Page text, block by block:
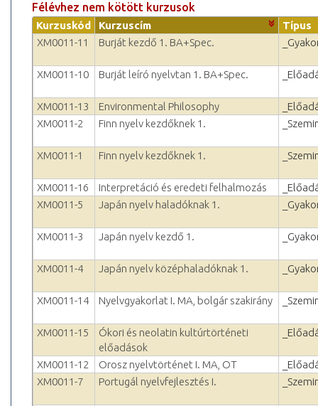
Félévhez nem kötött kurzusok
Kurzuskód Kurzuscím
Típus
XM0011-11
Burját kezdő 1. BA+Spec.
XM0011-10 Burját leíró nyelvtan 1. BA+Spec.
XM0011-13 Environmental Philosophy
XM0011-2
Finn nyelv kezdőknek 1.
XM0011-1 Finn nyelv kezdőknek 1.
XM0011-16 Interpretáció és eredeti felhalmozás
XM0011-5
Japán nyelv haladóknak 1.
XM0011-3 Japán nyelv kezdő 1.
XM0011-4 Japán nyelv középhaladóknak 1.
XM0011-14 Nyelvgyakorlat I. MA, bolgár szakirány
XM0011-15
Ókori és neolatin kultúrtörténeti
előadások
XM0011-12 Orosz nyelvtörténet I. MA, OT
XM0011-7
Portugál nyelvfejlesztés I.